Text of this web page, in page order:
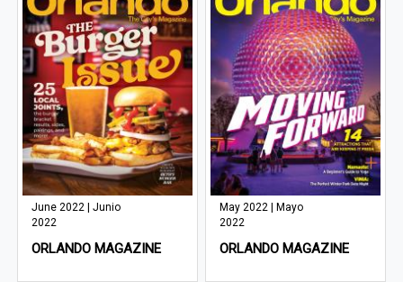
June 2022 | Junio
2022
ORLANDO MAGAZINE
May 2022 | Mayo
2022
ORLANDO MAGAZINE